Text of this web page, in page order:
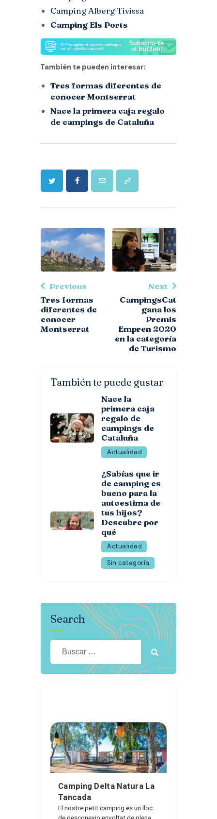
Camping Alberg Tivissa
Camping Els Ports
También te pueden interesar:
Tres formas diferentes de
conocer Montserrat
Nace la primera caja regalo
de campings de Cataluña
Previous
Tres formas
diferentes de
conocer
Montserrat
Next
CampingsCat
gana los
Premis
Empren 2020
en la categoría
de Turismo
También te puede gustar
Nace la
primera caja
regalo de
campings de
Cataluña
Actualidad
¿Sabías que ir
de camping es
bueno para la
autoestima de
tus hijos?
Descubre por
qué
Actualidad
Sin categoría
Search